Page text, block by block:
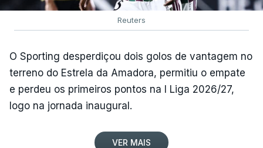
Reuters
O Sporting desperdiçou dois golos de vantagem no
terreno do Estrela da Amadora, permitiu o empate
e perdeu os primeiros pontos na I Liga 2026/27,
logo na jornada inaugural.
VER MAIS